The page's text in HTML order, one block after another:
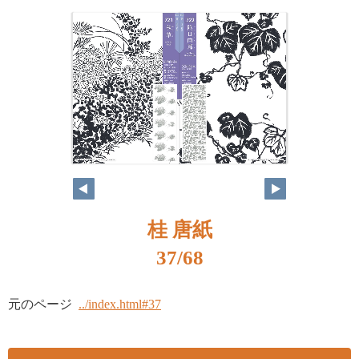
桂 唐紙
37/68
元のページ ../index.html#37